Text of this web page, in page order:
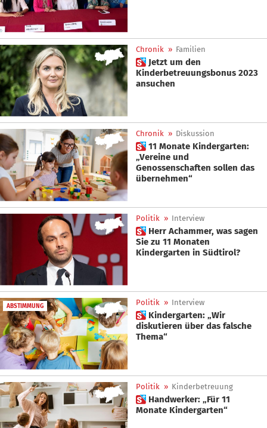
Chronik » Familien
 Jetzt um den
Kinderbetreuungsbonus 2023
ansuchen
Chronik » Diskussion
 11 Monate Kindergarten:
„Vereine und
Genossenschaften sollen das
übernehmen“
Politik » Interview
 Herr Achammer, was sagen
Sie zu 11 Monaten
Kindergarten in Südtirol?
ABSTIMMUNG Politik » Interview
 Kindergarten: „Wir
diskutieren über das falsche
Thema“
Politik » Kinderbetreuung
 Handwerker: „Für 11
Monate Kindergarten“